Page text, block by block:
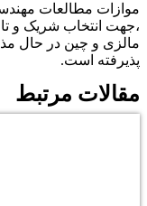
موازات مطالعات
،جهت انتخاب شریک و
‌مالزی و چین در حال
پذیرفته است.
مقالات مرتبط